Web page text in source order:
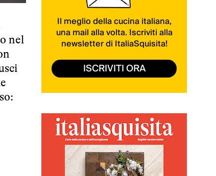
nel
Il meglio della cucina italiana,
una mail alla volta. Iscriviti alla
newsletter di ItaliaSquisita!
ISCRIVITI ORA